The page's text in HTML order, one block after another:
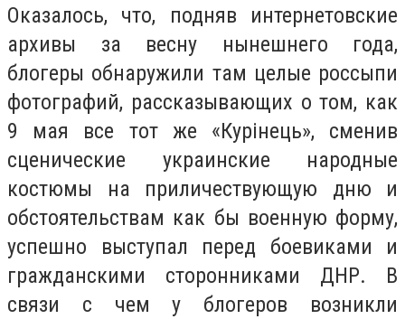
Оказалось, что, подняв интернетовские
архивы за весну нынешнего года,
блогеры обнаружили там целые россыпи
фотографий, рассказывающих о том, как
9 мая все тот же «Курінець», сменив
сценические украинские народные
костюмы на приличествующую дню и
обстоятельствам как бы военную форму,
успешно выступал перед боевиками и
гражданскими сторонниками ДНР. В
связи с чем у блогеров возникли